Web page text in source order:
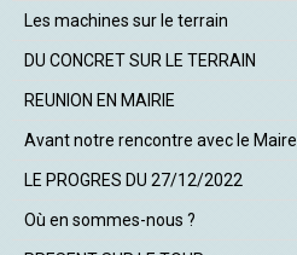
Les machines sur le terrain
DU CONCRET SUR LE TERRAIN
REUNION EN MAIRIE
Avant notre rencontre avec le Maire
LE PROGRES DU 27/12/2022
Où en sommes-nous ?